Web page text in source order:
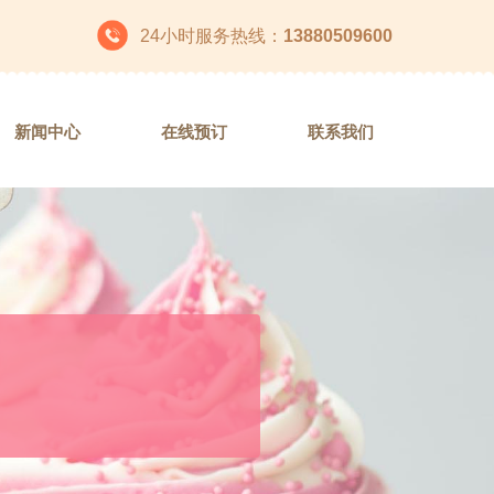
24小时服务热线 ： 13880509600
新闻中心 在线预订 联系我们